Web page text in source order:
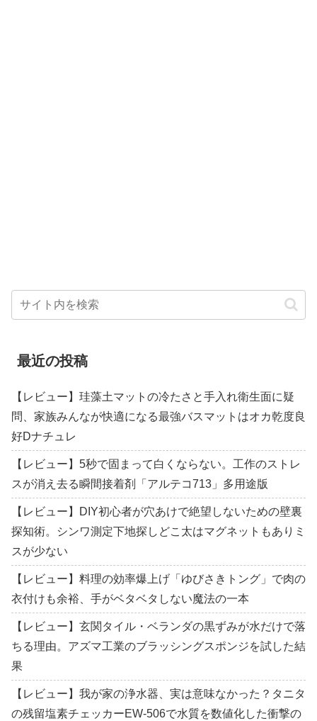
最近の投稿
【レビュー】珪藻土マットの冷たさと手入れ衛生面に疑
問、家族みんなが快適になる最強バスマットはオカ乾度良
好Dナチュレ
【レビュー】5秒で固まって白くならない。工作のストレ
スが消え去る瞬間接着剤「アルテコ713」多用途版
【レビュー】DIY初心者が穴あけで絶望しないための壁裏
探知術。シンワ測定下地探しどこ太はマグネットもありミ
スが少ない
【レビュー】料理の効率爆上げ「ゆびさきトング」で肉の
衣付けも余裕、手がベタベタしない魔法の一本
【レビュー】玄関タイル・ベランダの黒ずみが水だけで落
ちる理由。アズマ工業のブラッシングスポンジを試した結
果
【レビュー】我が家の浄水器、実は意味なかった？タニタ
の残留塩素チェッカーEW-506で水質を数値化した衝撃の